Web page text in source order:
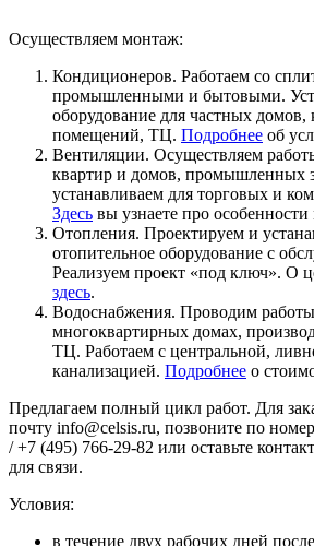
Осуществляем монтаж:
Кондиционеров. Работаем со
промышленными и бытовыми.
оборудование для частных домов,
помещений, ТЦ. Подробнее об
Вентиляции. Осуществляем
квартир и домов, промышленных
устанавливаем для торговых и
Здесь вы узнаете про
Отопления. Проектируем и
отопительное оборудование с
Реализуем проект «под ключ». О
здесь.
Водоснабжения. Проводим
многоквартирных домах,
ТЦ. Работаем с центральной,
канализацией. Подробнее о
Предлагаем полный цикл работ. Для
почту info@celsis.ru, позвоните по
/ +7 (495) 766-29-82 или оставьте
для связи.
Условия:
в течение двух рабочих дней